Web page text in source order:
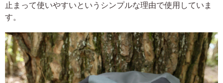
止まって使いやすいというシンプルな理由で使用していま
す。